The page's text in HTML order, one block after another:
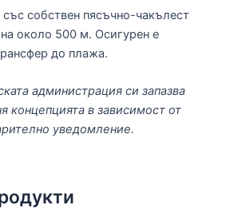
със собствен пясъчно-чакълест
около 500 м. Осигурен е
до плажа.
администрация си запазва
концепцията в зависимост от
уведомление.